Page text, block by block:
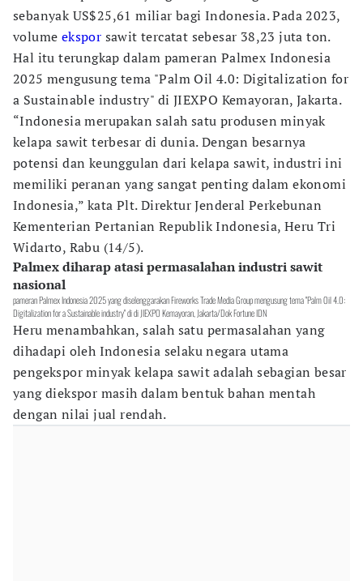
sebanyak US$25,61 miliar bagi Indonesia. Pada 2023,
volume ekspor sawit tercatat sebesar 38,23 juta ton.
Hal itu terungkap dalam pameran Palmex Indonesia
2025 mengusung tema "Palm Oil 4.0: Digitalization for
a Sustainable industry" di JIEXPO Kemayoran, Jakarta.
“Indonesia merupakan salah satu produsen minyak
kelapa sawit terbesar di dunia. Dengan besarnya
potensi dan keunggulan dari kelapa sawit, industri ini
memiliki peranan yang sangat penting dalam ekonomi
Indonesia,” kata Plt. Direktur Jenderal Perkebunan
Kementerian Pertanian Republik Indonesia, Heru Tri
Widarto, Rabu (14/5).
Palmex diharap atasi permasalahan industri sawit
nasional
pameran Palmex Indonesia 2025 yang diselenggarakan Fireworks Trade Media Group mengusung tema "Palm Oil 4.0:
Digitalization for a Sustainable industry" di di JIEXPO Kemayoran, Jakarta/Dok Fortune IDN
Heru menambahkan, salah satu permasalahan yang
dihadapi oleh Indonesia selaku negara utama
pengekspor minyak kelapa sawit adalah sebagian besar
yang diekspor masih dalam bentuk bahan mentah
dengan nilai jual rendah.